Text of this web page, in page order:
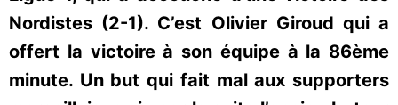
Nordistes (2-1). C’est Olivier Giroud qui a
offert la victoire à son équipe à la 86ème
minute. Un but qui fait mal aux supporters